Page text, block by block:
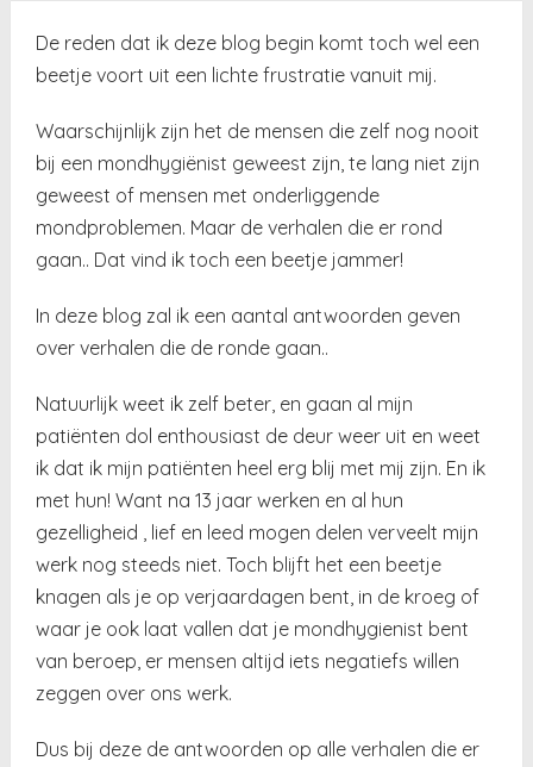
De reden dat ik deze blog begin komt toch wel een
beetje voort uit een lichte frustratie vanuit mij.
Waarschijnlijk zijn het de mensen die zelf nog nooit
bij een mondhygiënist geweest zijn, te lang niet zijn
geweest of mensen met onderliggende
mondproblemen. Maar de verhalen die er rond
gaan.. Dat vind ik toch een beetje jammer!
In deze blog zal ik een aantal antwoorden geven
over verhalen die de ronde gaan..
Natuurlijk weet ik zelf beter, en gaan al mijn
patiënten dol enthousiast de deur weer uit en weet
ik dat ik mijn patiënten heel erg blij met mij zijn. En ik
met hun! Want na 13 jaar werken en al hun
gezelligheid , lief en leed mogen delen verveelt mijn
werk nog steeds niet. Toch blijft het een beetje
knagen als je op verjaardagen bent, in de kroeg of
waar je ook laat vallen dat je mondhygienist bent
van beroep, er mensen altijd iets negatiefs willen
zeggen over ons werk.
Dus bij deze de antwoorden op alle verhalen die er